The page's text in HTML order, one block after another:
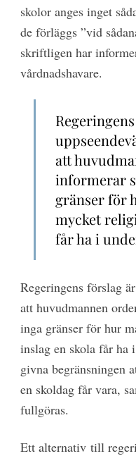
skolor anges inget
de förläggs ”vid
skriftligen har
vårdnadshavare.
att
informerar
gränser för
mycket
får ha i
Regeringens förslag
att huvudmannen
inga gränser för hur
inslag en skola får ha
givna begränsningen
en skoldag får vara,
fullgöras.
Ett alternativ till